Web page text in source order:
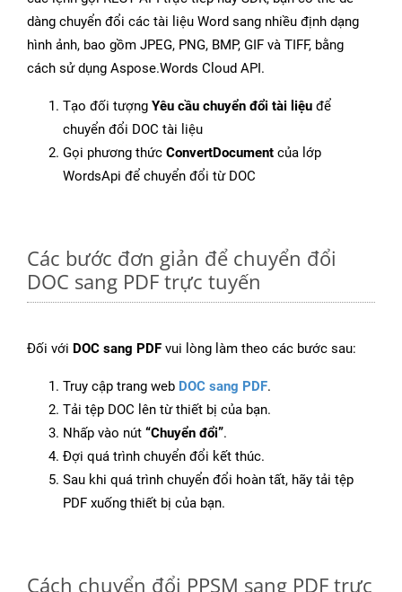
dàng chuyển đổi các tài liệu Word sang nhiều định dạng
hình ảnh, bao gồm JPEG, PNG, BMP, GIF và TIFF, bằng
cách sử dụng Aspose.Words Cloud API.
Tạo đối tượng Yêu cầu chuyển đổi tài liệu để
chuyển đổi DOC tài liệu
Gọi phương thức ConvertDocument của lớp
WordsApi để chuyển đổi từ DOC
Các bước đơn giản để chuyển đổi
DOC sang PDF trực tuyến
Đối với DOC sang PDF vui lòng làm theo các bước sau:
Truy cập trang web DOC sang PDF.
Tải tệp DOC lên từ thiết bị của bạn.
Nhấp vào nút “Chuyển đổi”.
Đợi quá trình chuyển đổi kết thúc.
Sau khi quá trình chuyển đổi hoàn tất, hãy tải tệp
PDF xuống thiết bị của bạn.
Cách chuyển đổi PPSM sang PDF trực